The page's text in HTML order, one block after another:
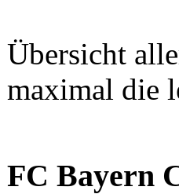
Übersicht
maximal die
FC Bayern